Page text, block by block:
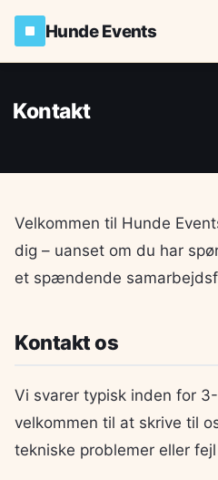
Hunde Events
Kontakt
Velkommen til Hunde
dig – uanset om du har
et spændende
Kontakt os
Vi svarer typisk inden for
velkommen til at skrive til
tekniske problemer eller